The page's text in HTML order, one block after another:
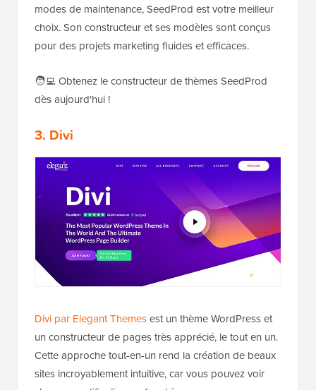
modes de maintenance, SeedProd est votre meilleur
choix. Son constructeur et ses modèles sont conçus
pour des projets marketing fluides et efficaces.
🧑‍💻 Obtenez le constructeur de thèmes SeedProd
dès aujourd'hui !
3. Divi
Divi par Elegant Themesest un thème WordPress et
un constructeur de pages très apprécié, le tout en un.
Cette approche tout-en-un rend la création de beaux
sites incroyablement intuitive, car vous pouvez voir